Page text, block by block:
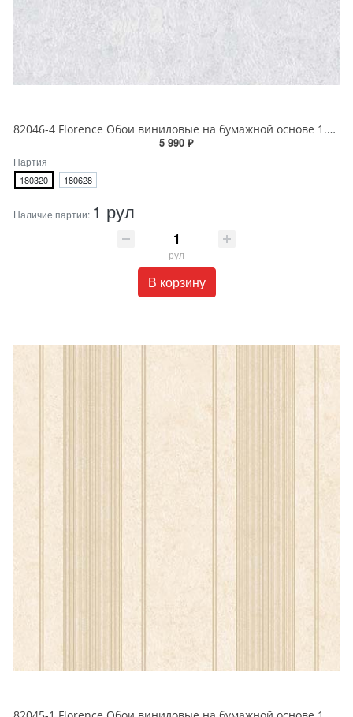
82046-4 Florence Обои виниловые на бумажной основе 1.06*15.6
5 990 ₽
Партия
180320 180628
Наличие партии: 1 рул
рул
В корзину